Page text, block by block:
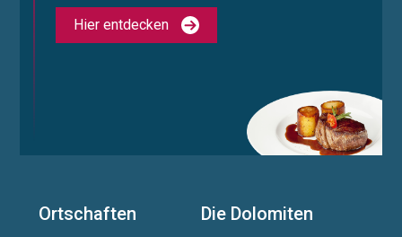
Hier entdecken
Ortschaften Die Dolomiten